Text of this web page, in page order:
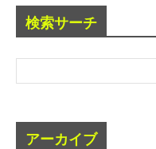
検索サーチ
アーカイブ